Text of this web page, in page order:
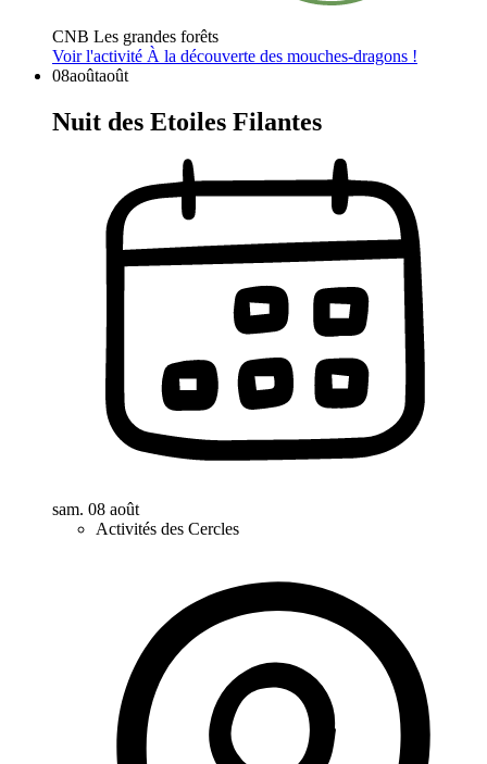
CNB Les grandes forêts
Voir l'activité À la découverte des mouches-dragons !
08aoûtaoût
Nuit des Etoiles Filantes
sam. 08 août
Activités des Cercles